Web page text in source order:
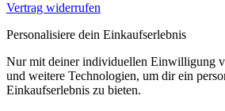
Vertrag widerrufen
Personalisiere dein Einkaufserlebnis
Nur mit deiner individuellen Einwilligung
und weitere Technologien, um dir ein
Einkaufserlebnis zu bieten.